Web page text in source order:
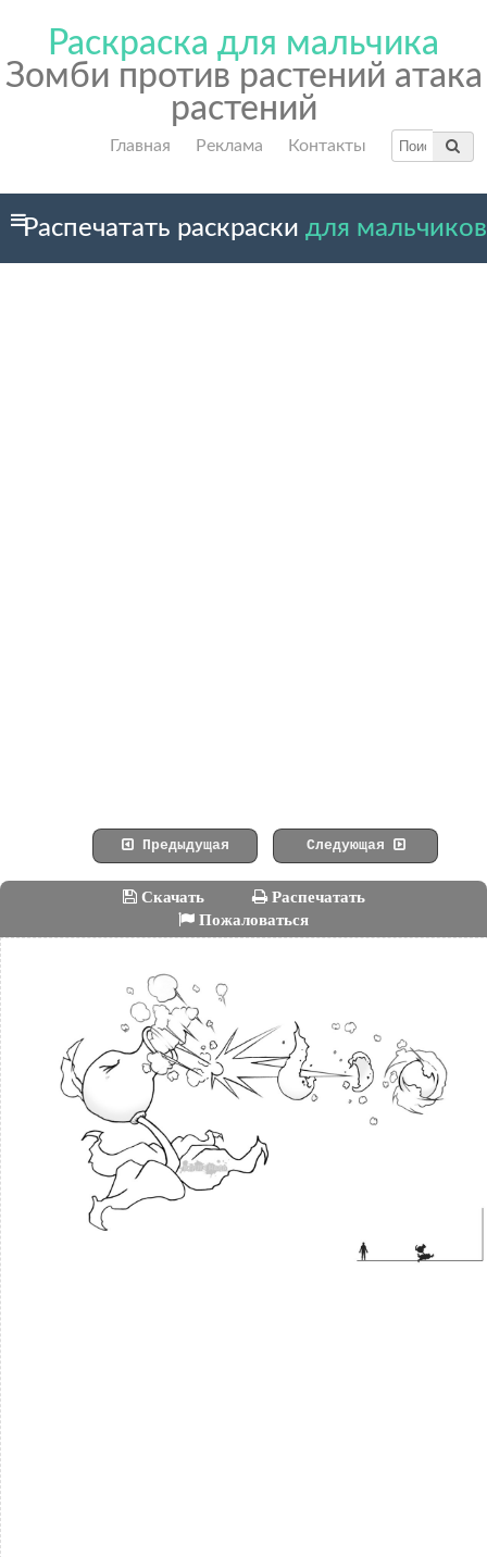
Раскраска для мальчика
Зомби против растений атака
растений
Главная Реклама Контакты
Распечатать раскраски для мальчиков
Предыдущая Следующая
Скачать
Распечатать
Пожаловаться